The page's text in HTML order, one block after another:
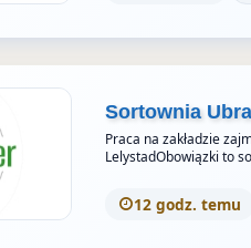
Sortownia
Praca na zakładzie
LelystadObowiązki to
12 godz. temu